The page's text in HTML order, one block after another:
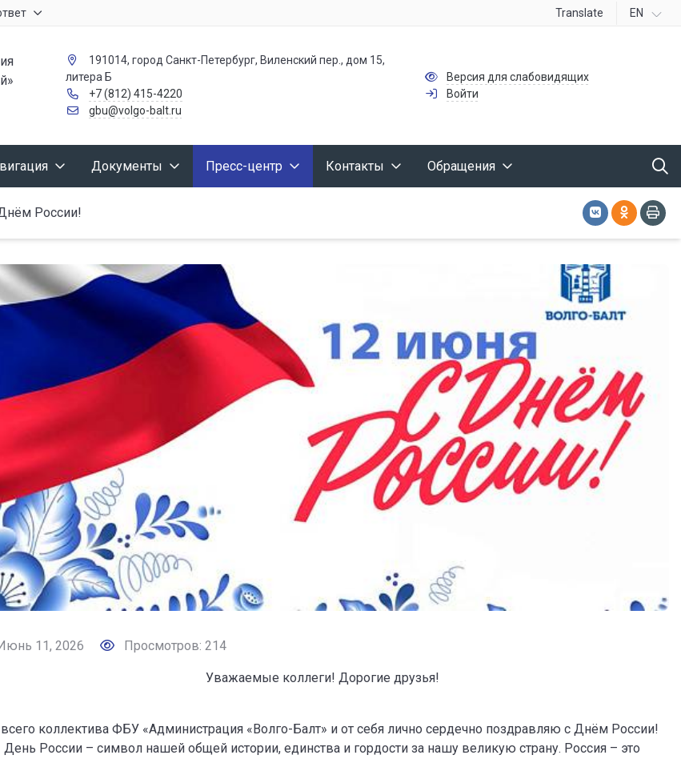
Translate EN
191014, город Санкт-Петербург, Виленский пер., дом 15,
литера Б
+7 (812) 415-4220
gbu@volgo-balt.ru
Версия для слабовидящих
Войти
Документы Пресс-центр Контакты Обращения
России!
11, 2026 Просмотров: 214
Уважаемые коллеги! Дорогие друзья!
коллектива ФБУ «Администрация «Волго-Балт» и от себя лично сердечно поздравляю с Днём России!
День России – символ нашей общей истории, единства и гордости за нашу великую страну. Россия – это